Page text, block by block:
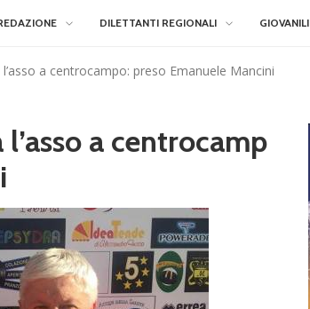
DILETTANTI REGIONALI GIOVANILI
a centrocampo: preso Emanuele Mancini
a centrocamp